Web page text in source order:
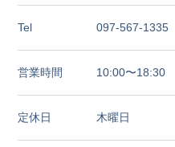
Tel 097-567-1335
営業時間 10:00〜18:30
定休日 木曜日